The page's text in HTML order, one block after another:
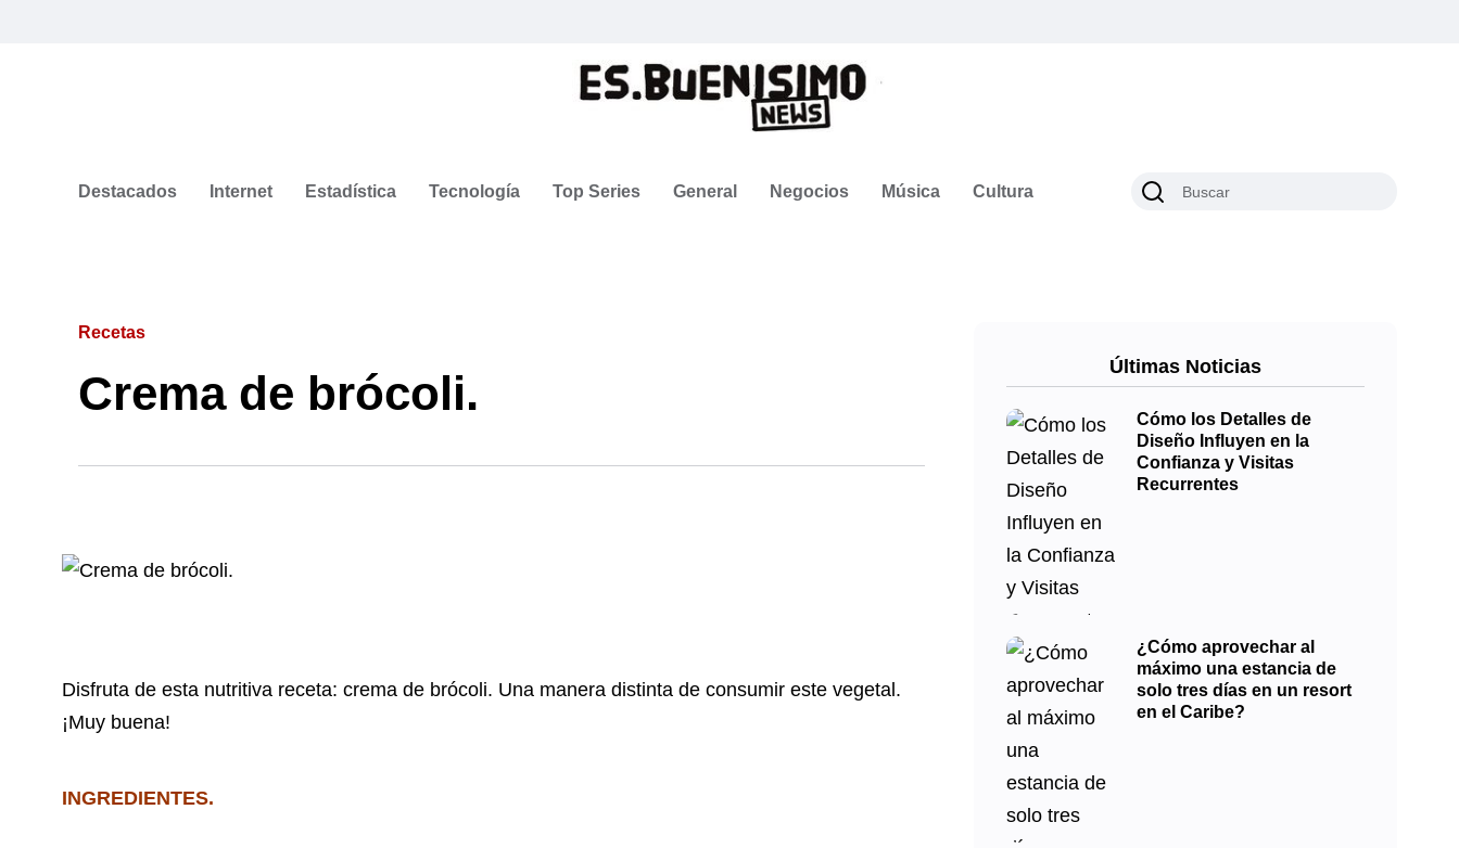
Destacados Internet Estadística Tecnología Top Series General Negocios Música Cultura
Recetas
Crema de brócoli.
Disfruta de esta nutritiva receta: crema de brócoli. Una manera distinta de consumir este vegetal.
¡Muy buena!
INGREDIENTES.
Últimas Noticias
Cómo los Detalles de
Diseño Influyen en la
Confianza y Visitas
Recurrentes
¿Cómo aprovechar al
máximo una estancia de
solo tres días en un resort
en el Caribe?